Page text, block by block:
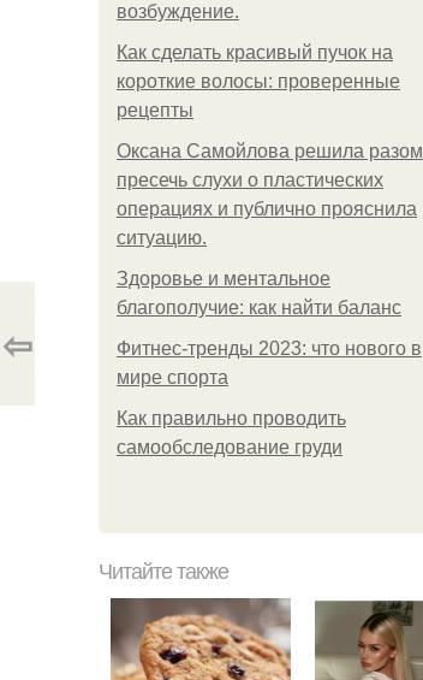
возбуждение.
Как сделать красивый пучок на
короткие волосы: проверенные
рецепты
Оксана Самойлова решила разом
пресечь слухи о пластических
операциях и публично прояснила
ситуацию.
Здоровье и ментальное
благополучие: как найти баланс
Фитнес-тренды 2023: что нового в
мире спорта
Как правильно проводить
самообследование груди
⇦
Читайте также